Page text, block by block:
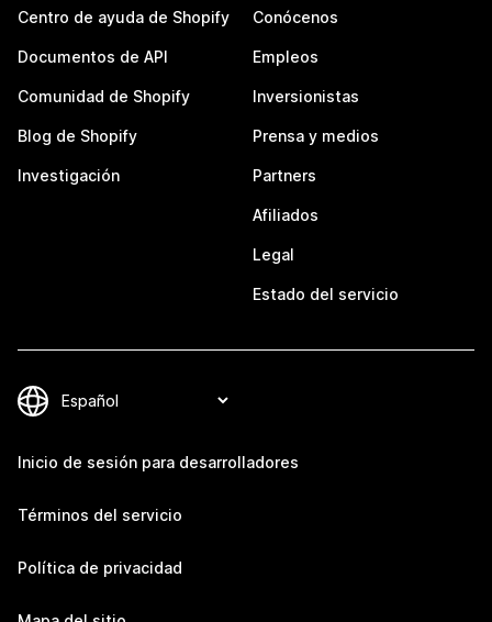
Centro de ayuda de Shopify
Documentos de API
Comunidad de Shopify
Blog de Shopify
Investigación
Conócenos
Empleos
Inversionistas
Prensa y medios
Partners
Afiliados
Legal
Estado del servicio
Inicio de sesión para desarrolladores
Términos del servicio
Política de privacidad